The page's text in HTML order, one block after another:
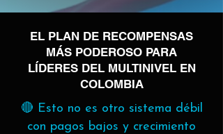
EL PLAN DE RECOMPENSAS
MÁS PODEROSO PARA
LÍDERES DEL MULTINIVEL EN
COLOMBIA
🔴 Esto no es otro sistema débil
con pagos bajos y crecimiento